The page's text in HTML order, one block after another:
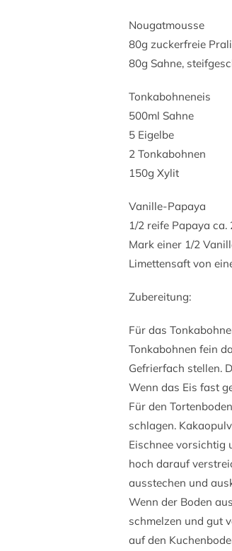
Nougatmousse
80g zuckerfreie
80g Sahne,
Tonkabohneneis
500ml Sahne
5 Eigelbe
2 Tonkabohnen
150g Xylit
Vanille-Papaya
1/2 reife Papaya ca.
Mark einer 1/2
Limettensaft von
Zubereitung:
Für das
Tonkabohnen fein
Gefrierfach stellen.
Wenn das Eis fast
Für den
schlagen.
Eischnee vorsichtig
hoch darauf
ausstechen und
Wenn der Boden
schmelzen und gut
auf den